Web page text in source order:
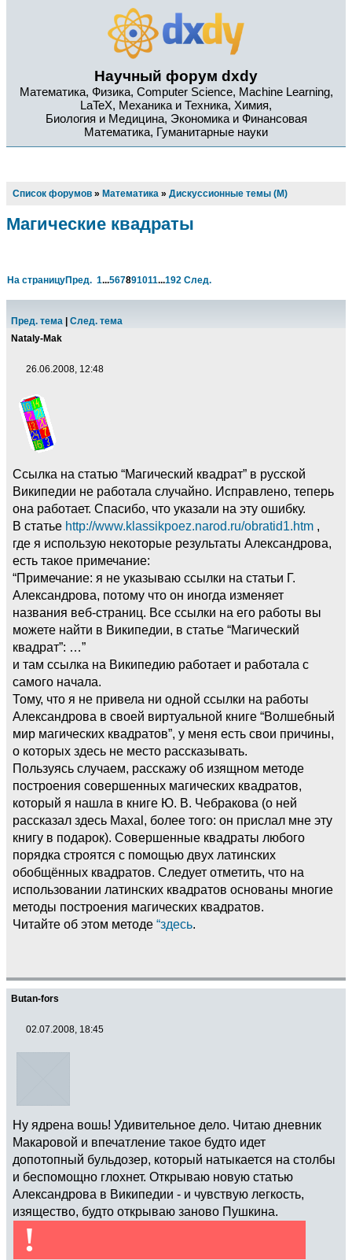
Научный форум dxdy
Математика, Физика, Computer Science, Machine Learning,
LaTeX, Механика и Техника, Химия,
Биология и Медицина, Экономика и Финансовая
Математика, Гуманитарные науки
Список форумов » Математика » Дискуссионные темы (М)
Магические квадраты
На страницуПред. 1...567891011...192 След.
Пред. тема
След. тема
Nataly-Mak
26.06.2008, 12:48
Ссылка на статью “Магический квадрат” в русской
Википедии не работала случайно. Исправлено, теперь
она работает. Спасибо, что указали на эту ошибку.
В статье http://www.klassikpoez.narod.ru/obratid1.htm ,
где я использую некоторые результаты Александрова,
есть такое примечание:
“Примечание: я не указываю ссылки на статьи Г.
Александрова, потому что он иногда изменяет
названия веб-страниц. Все ссылки на его работы вы
можете найти в Википедии, в статье “Магический
квадрат”: …”
и там ссылка на Википедию работает и работала с
самого начала.
Тому, что я не привела ни одной ссылки на работы
Александрова в своей виртуальной книге “Волшебный
мир магических квадратов”, у меня есть свои причины,
о которых здесь не место рассказывать.
Пользуясь случаем, расскажу об изящном методе
построения совершенных магических квадратов,
который я нашла в книге Ю. В. Чебракова (о ней
рассказал здесь Maxal, более того: он прислал мне эту
книгу в подарок). Совершенные квадраты любого
порядка строятся с помощью двух латинских
обобщённых квадратов. Следует отметить, что на
использовании латинских квадратов основаны многие
методы построения магических квадратов.
Читайте об этом методе “здесь.
Butan-fors
02.07.2008, 18:45
Ну ядрена вошь! Удивительное дело. Читаю дневник
Макаровой и впечатление такое будто идет
допотопный бульдозер, который натыкается на столбы
и беспомощно глохнет. Открываю новую статью
Александрова в Википедии - и чувствую легкость,
изящество, будто открываю заново Пушкина.
!